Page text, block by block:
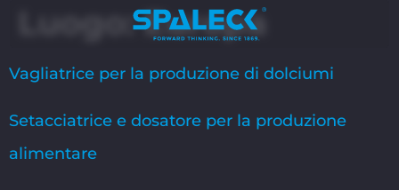
Luogo:Europa
Vagliatrice per la produzione di dolciumi
Setacciatrice e dosatore per la produzione
alimentare